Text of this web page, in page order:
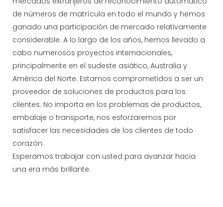
de números de matrícula en todo el mundo y hemos
ganado una participación de mercado relativamente
considerable. A lo largo de los años, hemos llevado a
cabo numerosos proyectos internacionales,
principalmente en el sudeste asiático, Australia y
América del Norte. Estamos comprometidos a ser un
proveedor de soluciones de productos para los
clientes. No importa en los problemas de productos,
embalaje o transporte, nos esforzaremos por
satisfacer las necesidades de los clientes de todo
corazón.
Esperamos trabajar con usted para avanzar hacia
una era más brillante.